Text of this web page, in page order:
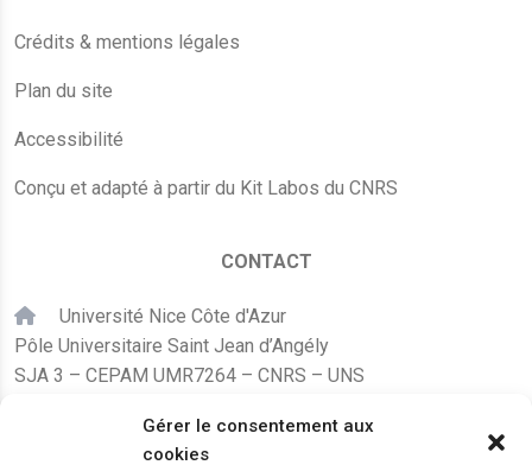
Gérer le consentement aux
cookies
Crédits & mentions légales
Plan du site
Accessibilité
Conçu et adapté à partir du Kit Labos du CNRS
CONTACT
Université Nice Côte d'Azur
Pôle Universitaire Saint Jean d’Angély
SJA 3 – CEPAM UMR7264 – CNRS – UNS